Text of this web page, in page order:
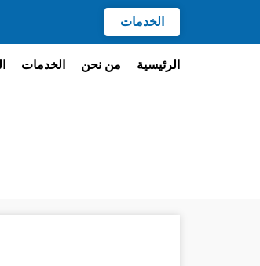
الخدمات
الرئيسية من نحن الخدمات